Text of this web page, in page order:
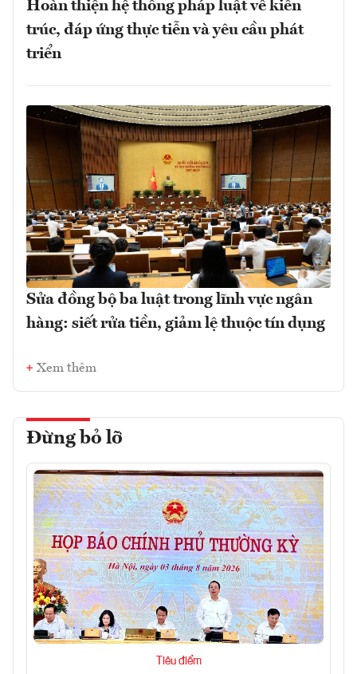
Hoàn thiện hệ thống pháp luật về kiến
trúc, đáp ứng thực tiễn và yêu cầu phát
triển
Sửa đồng bộ ba luật trong lĩnh vực ngân
hàng: siết rửa tiền, giảm lệ thuộc tín dụng
Xem thêm
Đừng bỏ lỡ
Tiêu điểm